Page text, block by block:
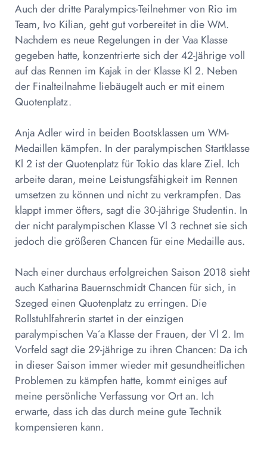
Auch der dritte Paralympics-Teilnehmer von Rio im
Team, Ivo Kilian, geht gut vorbereitet in die WM.
Nachdem es neue Regelungen in der Vaa Klasse
gegeben hatte, konzentrierte sich der 42-Jährige voll
auf das Rennen im Kajak in der Klasse Kl 2. Neben
der Finalteilnahme liebäugelt auch er mit einem
Quotenplatz.
Anja Adler wird in beiden Bootsklassen um WM-
Medaillen kämpfen. In der paralympischen Startklasse
Kl 2 ist der Quotenplatz für Tokio das klare Ziel. Ich
arbeite daran, meine Leistungsfähigkeit im Rennen
umsetzen zu können und nicht zu verkrampfen. Das
klappt immer öfters, sagt die 30-jährige Studentin. In
der nicht paralympischen Klasse Vl 3 rechnet sie sich
jedoch die größeren Chancen für eine Medaille aus.
Nach einer durchaus erfolgreichen Saison 2018 sieht
auch Katharina Bauernschmidt Chancen für sich, in
Szeged einen Quotenplatz zu erringen. Die
Rollstuhlfahrerin startet in der einzigen
paralympischen Va´a Klasse der Frauen, der Vl 2. Im
Vorfeld sagt die 29-jährige zu ihren Chancen: Da ich
in dieser Saison immer wieder mit gesundheitlichen
Problemen zu kämpfen hatte, kommt einiges auf
meine persönliche Verfassung vor Ort an. Ich
erwarte, dass ich das durch meine gute Technik
kompensieren kann.